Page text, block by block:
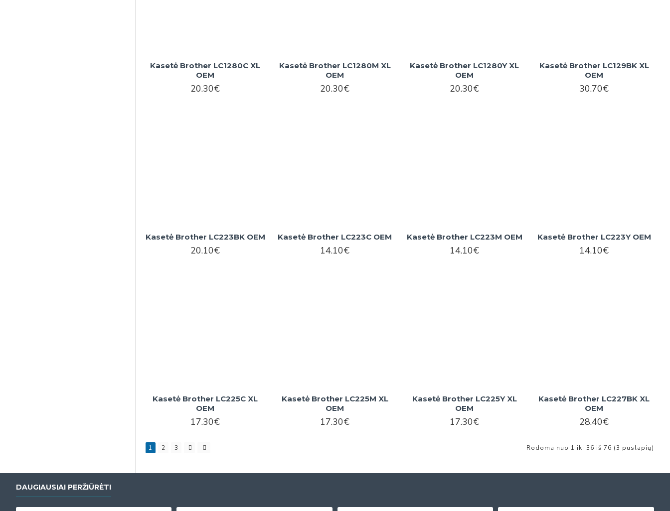
Kasetė Brother LC1280C XL
OEM
20.30€
Kasetė Brother LC1280M XL
OEM
20.30€
Kasetė Brother LC1280Y XL
OEM
20.30€
Kasetė Brother LC129BK XL
OEM
30.70€
Kasetė Brother LC223BK OEM
20.10€
Kasetė Brother LC223C OEM
14.10€
Kasetė Brother LC223M OEM
14.10€
Kasetė Brother LC223Y OEM
14.10€
Kasetė Brother LC225C XL
OEM
17.30€
Kasetė Brother LC225M XL
OEM
17.30€
Kasetė Brother LC225Y XL
OEM
17.30€
Kasetė Brother LC227BK XL
OEM
28.40€
1 2 3 Rodoma nuo 1 iki 36 iš 76 (3 puslapių)
DAUGIAUSIAI PERŽIŪRĖTI